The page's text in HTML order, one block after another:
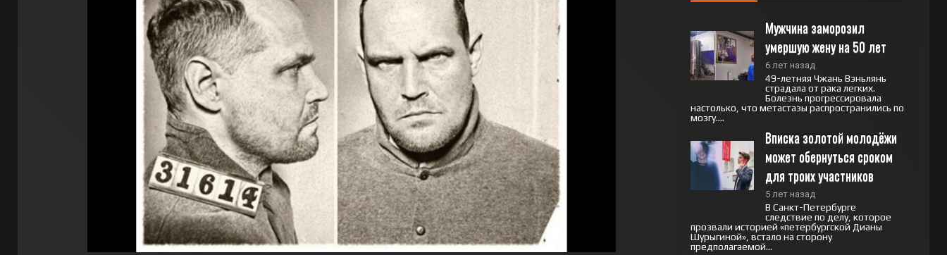
Мужчина заморозил
умершую жену на 50 лет
6 лет назад
49-летняя Чжань Вэньлянь
страдала от рака легких.
Болезнь прогрессировала
настолько, что метастазы распространились по
мозгу....
Вписка золотой молодёжи
может обернуться сроком
для троих участников
5 лет назад
В Санкт-Петербурге
следствие по делу, которое
прозвали историей «петербургской Дианы
Шурыгиной», встало на сторону
предполагаемой...